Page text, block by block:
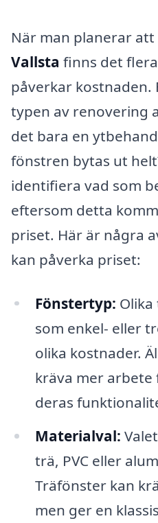
När man planerar att
Vallsta finns det
påverkar kostnaden.
typen av renovering
det bara en
fönstren bytas ut
identifiera vad som
eftersom detta
priset. Här är några
kan påverka priset:
Fönstertyp:
som enkel- eller
olika kostnader.
kräva mer
deras
Materialval:
trä, PVC eller
Träfönster kan
men ger en